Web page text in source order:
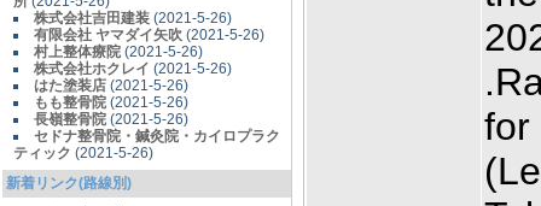
株式会社吉田建装 (2021-5-26)
有限会社 ヤマダイ矢吹 (2021-5-26)
村上整体療院 (2021-5-26)
株式会社ホクレイ (2021-5-26)
はた塗装店 (2021-5-26)
もも整骨院 (2021-5-26)
長嶺整骨院 (2021-5-26)
セドナ整骨院・鍼灸院・カイロプラク
ティック (2021-5-26)
新着リンク(路線別)
for